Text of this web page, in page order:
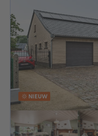
NIEUW